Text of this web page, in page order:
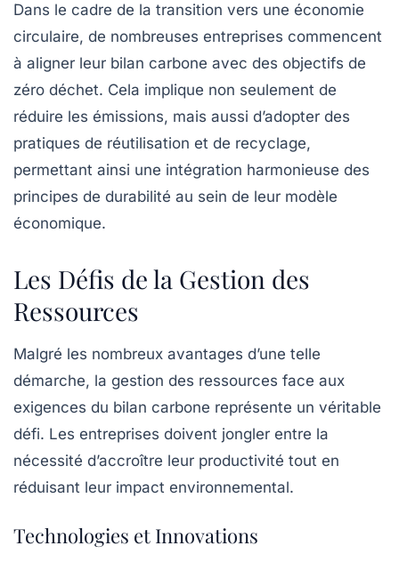
Dans le cadre de la transition vers une économie
circulaire, de nombreuses entreprises commencent
à aligner leur bilan carbone avec des objectifs de
zéro déchet. Cela implique non seulement de
réduire les émissions, mais aussi d’adopter des
pratiques de réutilisation et de recyclage,
permettant ainsi une intégration harmonieuse des
principes de durabilité au sein de leur modèle
économique.
Les Défis de la Gestion des
Ressources
Malgré les nombreux avantages d’une telle
démarche, la gestion des ressources face aux
exigences du bilan carbone représente un véritable
défi. Les entreprises doivent jongler entre la
nécessité d’accroître leur productivité tout en
réduisant leur impact environnemental.
Technologies et Innovations